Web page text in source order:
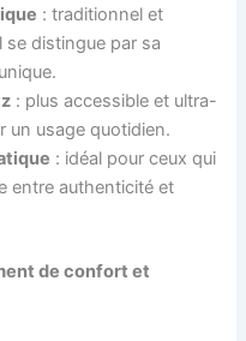
: traditionnel et
se distingue par sa
: plus accessible et ultra-
un usage quotidien.
: idéal pour ceux qui
entre authenticité et
de confort et